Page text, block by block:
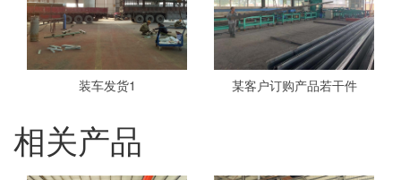
装车发货1 某客户订购产品若干件
相关产品